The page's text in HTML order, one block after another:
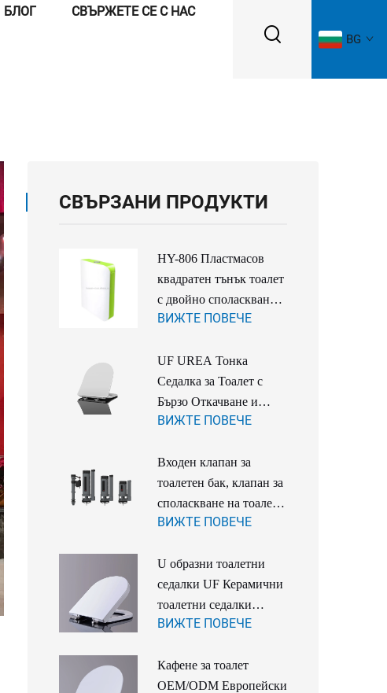
БЛОГ СВЪРЖЕТЕ СЕ С НАС
BG
СВЪРЗАНИ ПРОДУКТИ
HY-806 Пластмасов
квадратен тънък тоалет
с двойно споласкване
Водни резервоари от
ВИЖТЕ ПОВЕЧЕ
UF UREA Тонка
Седалка за Тоалет с
Бързо Откачване и
Меко Затваряне с
Тоалет в Банята
ВИЖТЕ ПОВЕЧЕ
Входен клапан за
тоалетен бак, клапан за
споласкване на тоалет,
за едноделов и
ВИЖТЕ ПОВЕЧЕ
U образни тоалетни
седалки UF Керамични
тоалетни седалки
семейство uf duroplast
ВИЖТЕ ПОВЕЧЕ
Кафене за тоалет
OEM/ODM Европейски